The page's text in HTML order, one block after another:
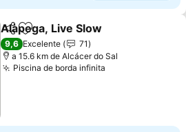
PartilharAdicionar aos favoritos
Alàpega, Live Slow
9,6 Excelente
71
a 15.6 km de Alcácer do Sal
Piscina de borda infinita